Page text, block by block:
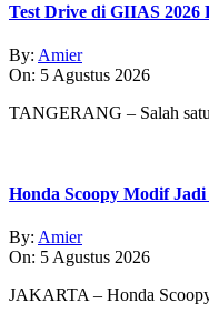
Test Drive di GIIAS 2026
By: Amier
On: 5 Agustus 2026
TANGERANG – Salah
Honda Scoopy Modif
By: Amier
On: 5 Agustus 2026
JAKARTA – Honda